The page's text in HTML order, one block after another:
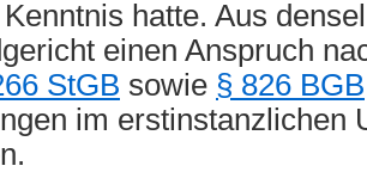
hatte. Aus
einen Anspruch
StGB sowie § 826 BGB
im erstinstanzlichen